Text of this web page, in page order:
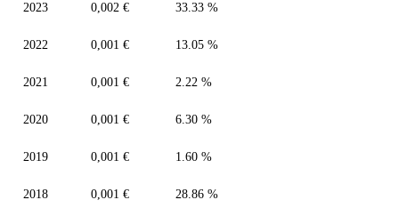
2023 0,002 € 33.33 %
2022 0,001 € 13.05 %
2021 0,001 € 2.22 %
2020 0,001 € 6.30 %
2019 0,001 € 1.60 %
2018 0,001 € 28.86 %